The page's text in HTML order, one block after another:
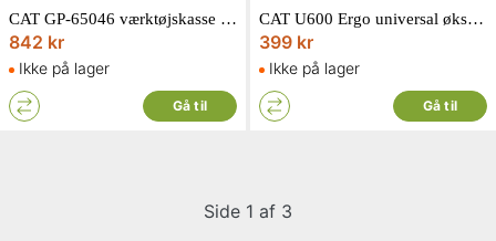
CAT GP-65046 værktøjskasse åben 48 cm
842 kr
Ikke på lager
Gå til
CAT U600 Ergo universal økse 0,5 kg J25-201
399 kr
Ikke på lager
Gå til
Side 1 af 3